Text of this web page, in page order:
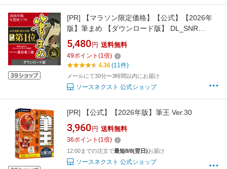
[PR]
【マラソン限定価格】【公式】【2026年
版】筆まめ 【ダウンロード版】 DL_SNR
[Windows用][はがき・住所録ソフト] 年賀状ソ
フト はがきソフト 年賀状作成 喪中はがき作
成 送料無料 ソースネクスト 2026年度版 人気
使いやすい 年賀状印刷 DM作成 顧客管理
5,480 円 送料無料
49ポイント (1倍)
4.36(11件)
メールにて30分〜3時間以内にお届け
ソースネクスト 公式ショップ
[PR] 【公式】【2026年版】筆王 Ver.30
3,960 円 送料無料
36ポイント (1倍)
12:00までの注文で最短8/8(翌日)お届け
ソースネクスト 公式ショップ